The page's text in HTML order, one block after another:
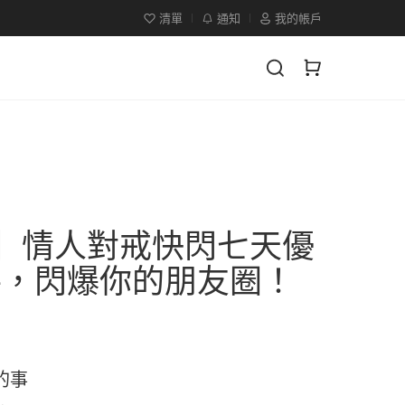
清單 通知 我的帳戶
情人對戒快閃七天優
閃爆你的朋友圈！
事